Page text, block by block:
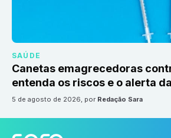
SAÚDE
Canetas emagrecedoras
entenda os riscos e o alerta
5 de agosto de 2026, por Redação Sara